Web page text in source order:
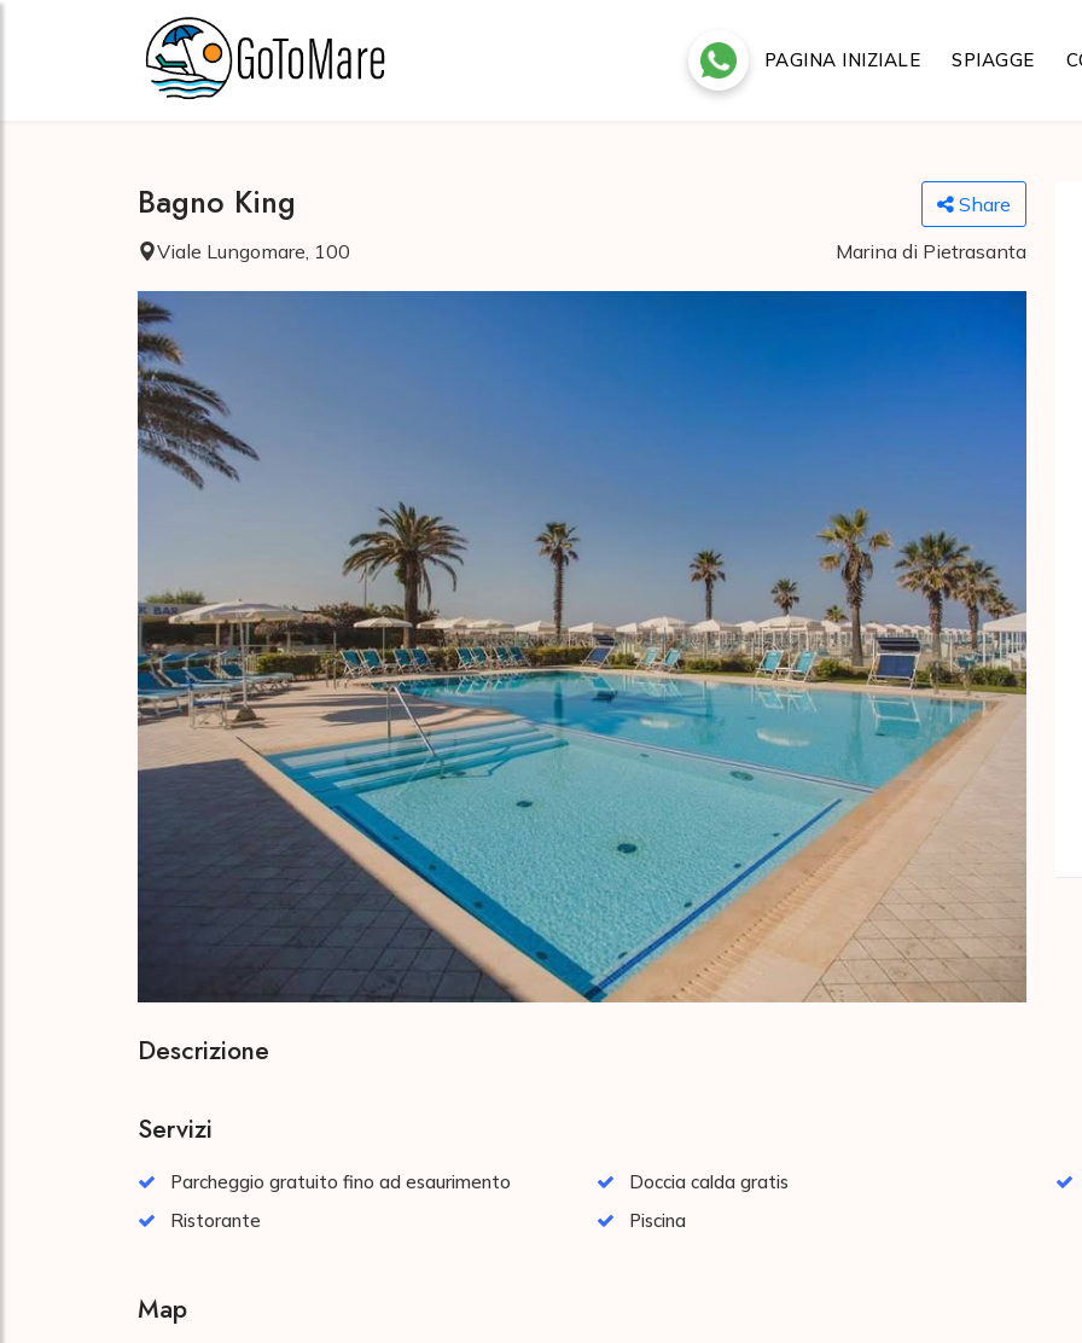
PAGINA INIZIALE SPIAGGE
Bagno King
Share
Viale Lungomare, 100
Marina di Pietrasanta
Descrizione
Servizi
Parcheggio gratuito fino ad esaurimento
Doccia calda gratis
Ristorante
Piscina
Map